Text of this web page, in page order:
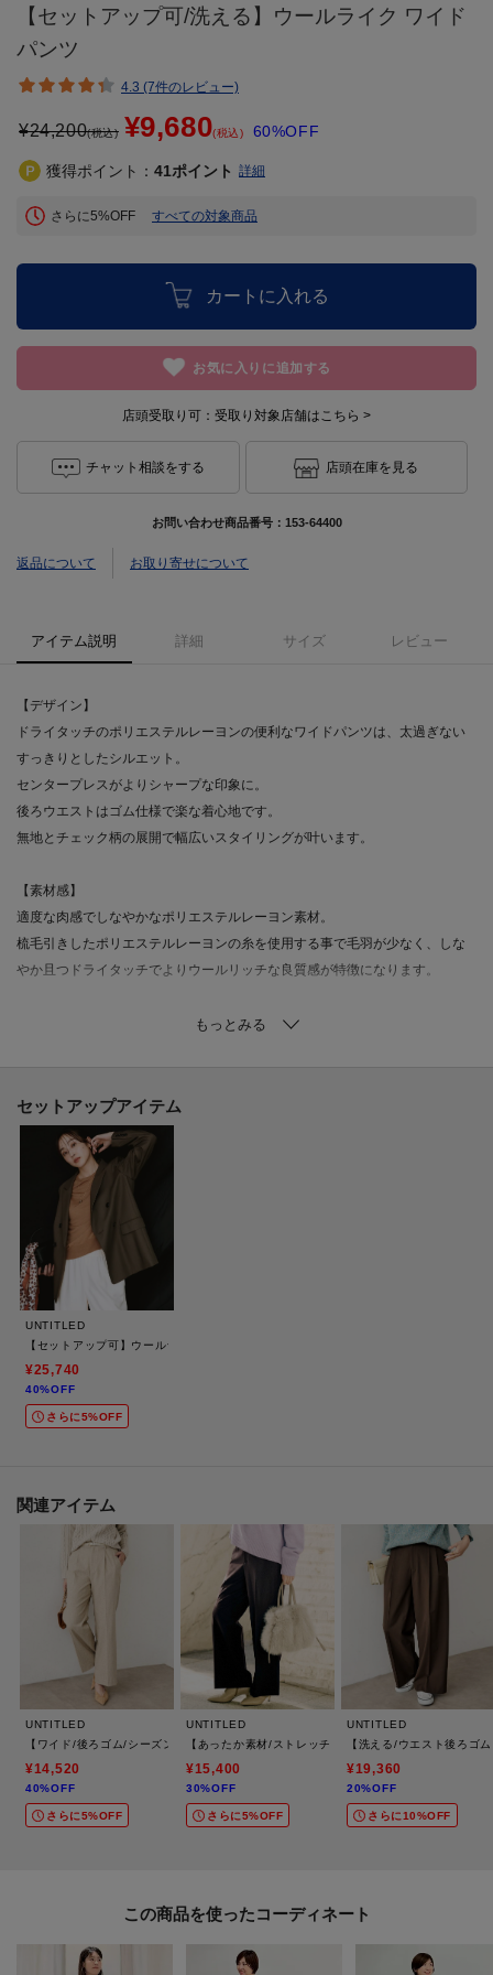
【セットアップ可/洗える】ウールライク ワイド
パンツ
4.3 (7件のレビュー)
¥24,200(税込) ¥9,680(税込) 60%OFF
獲得ポイント： 41ポイント 詳細
さらに5%OFF すべての対象商品
カートに入れる
お気に入りに追加する
店頭受取り可： 受取り対象店舗はこちら >
チャット相談をする 店頭在庫を見る
お問い合わせ商品番号： 153-64400
返品について お取り寄せについて
アイテム説明 詳細 サイズ レビュー
【デザイン】
ドライタッチのポリエステルレーヨンの便利なワイドパンツは、太過ぎない
すっきりとしたシルエット。
センタープレスがよりシャープな印象に。
後ろウエストはゴム仕様で楽な着心地です。
無地とチェック柄の展開で幅広いスタイリングが叶います。
【素材感】
適度な肉感でしなやかなポリエステルレーヨン素材。
梳毛引きしたポリエステルレーヨンの糸を使用する事で毛羽が少なく、しな
やか且つドライタッチでよりウールリッチな良質感が特徴になります。
シャツ（商品番号：153－54401）との合わせもおすすめです。
手洗い可なのも嬉しいポイント。
【仕様】
・ポケット数：横×2 後ろ×2
・前ファスナー
・ウエスト後ろゴム
・裏地なし
※照明の関係により、実際よりも色味が違って見える場合があります。ま
た、パソコン・スマートフォンなどの環境により、若干製品と画像のカラー
が異なる場合もございます。
【加工サービス（裾上げ加工）のご案内】有料
この商品は加工サービス(裾上げ加工)対応商品です。
在庫がある商品につきましては通常2週間前後でお届けいたします。
ご希望の場合は、製品寸法（股下の長さ）をご確認いただき、ショッピング
カート画面にて加工サービスを選択し、股下の長さを入力して下さい。
また、加工可能な股下の長さについては下記ご確認をお願いいたします。裾
出しの対応は行っておりませんので、製品寸法より長くすることはできませ
※ジーンズ仕上げの場合、製品寸法より－3cmから加工可
※シングル（レディス）仕上げの場合、製品寸法より－5cmから加工可
※シングル（メンズ）仕上げの場合、製品寸法より－9cmから加工可
※ダブル仕上げの場合、製品寸法より－11cmから加工可
セットアップアイテム
UNTITLED
【セットアップ可】ウールライク ダブルブレストジャケット
¥25,740
40%OFF
さらに5%OFF
関連アイテム
UNTITLED
【ワイド/後ろゴム/シーズンレス】シルクネップツイードパンツ
¥14,520
40%OFF
さらに5%OFF
UNTITLED
【あったか素材/ストレッチ性】裏起毛ワイドパンツ
¥15,400
30%OFF
さらに5%OFF
UNTITLED
【洗える/ウエスト後ろゴ
¥19,360
20%OFF
さらに10%OFF
この商品を使った